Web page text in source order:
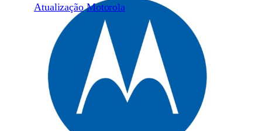
Atualização Motorola